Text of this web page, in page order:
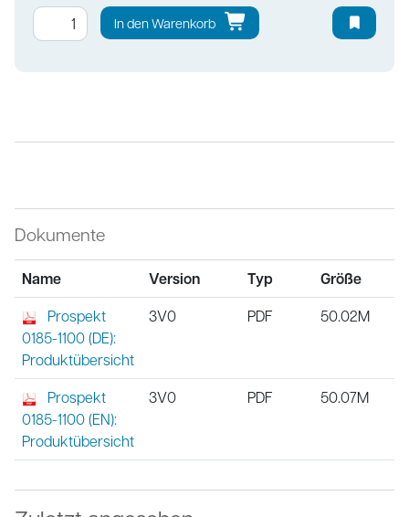
In den Warenkorb
Dokumente
Name Version Typ Größe
Prospekt
0185-1100 (DE):
Produktübersicht
3V0 PDF 50.02M
Prospekt
0185-1100 (EN):
Produktübersicht
3V0 PDF 50.07M